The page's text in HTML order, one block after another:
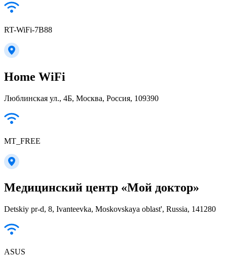
RT-WiFi-7B88
Home WiFi
Люблинская ул., 4Б, Москва, Россия, 109390
MT_FREE
Медицинский центр «Мой доктор»
Detskiy pr-d, 8, Ivanteevka, Moskovskaya oblast', Russia, 141280
ASUS